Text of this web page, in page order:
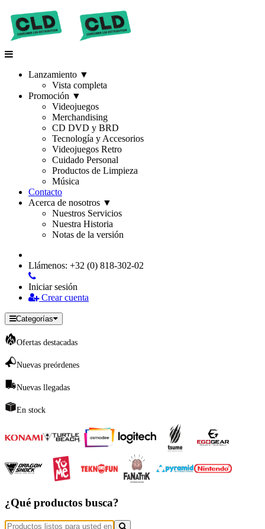
Lanzamiento ▼
Vista completa
Promoción ▼
Videojuegos
Merchandising
CD DVD y BRD
Tecnología y Accesorios
Videojuegos Retro
Cuidado Personal
Productos de Limpieza
Música
Contacto
Acerca de nosotros ▼
Nuestros Servicios
Nuestra Historia
Notas de la versión
Llámenos: +32 (0) 818-302-02
Iniciar sesión
Crear cuenta
Categorías
Ofertas destacadas
Nuevas preórdenes
Nuevas llegadas
En stock
¿Qué productos busca?